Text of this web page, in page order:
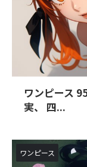
ワンピース
実、 四...
ワンピース